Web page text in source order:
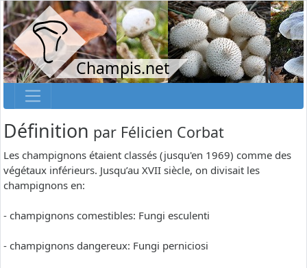
Champis.net
Définition par Félicien Corbat
Les champignons étaient classés (jusqu'en 1969) comme des
végétaux inférieurs. Jusqu’au XVII siècle, on divisait les
champignons en:
- champignons comestibles: Fungi esculenti
- champignons dangereux: Fungi perniciosi